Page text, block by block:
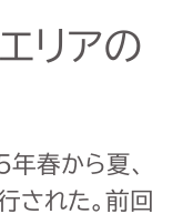
リアの
春から夏、
された。前回